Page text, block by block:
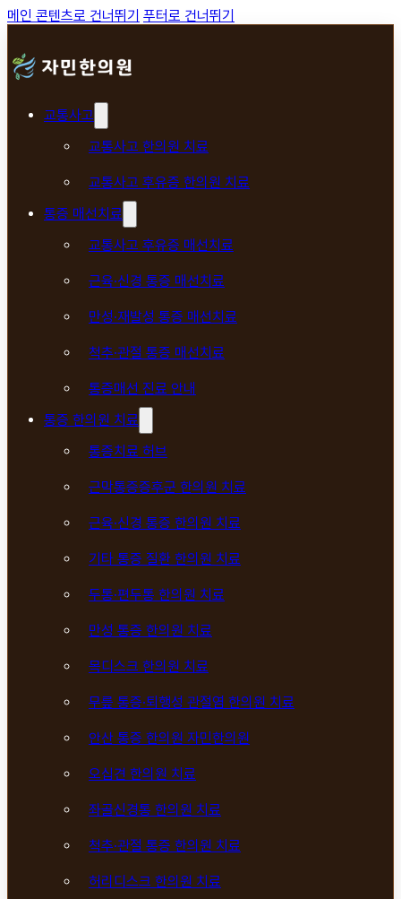
메인 콘텐츠로 건너뛰기 푸터로 건너뛰기
교통사고
교통사고 한의원 치료
교통사고 후유증 한의원 치료
통증 매선치료
교통사고 후유증 매선치료
근육·신경 통증 매선치료
만성·재발성 통증 매선치료
척추·관절 통증 매선치료
통증매선 진료 안내
통증 한의원 치료
통증치료 허브
근막통증증후군 한의원 치료
근육·신경 통증 한의원 치료
기타 통증 질환 한의원 치료
두통·편두통 한의원 치료
만성 통증 한의원 치료
목디스크 한의원 치료
무릎 통증·퇴행성 관절염 한의원 치료
안산 통증 한의원 자민한의원
오십견 한의원 치료
좌골신경통 한의원 치료
척추·관절 통증 한의원 치료
허리디스크 한의원 치료